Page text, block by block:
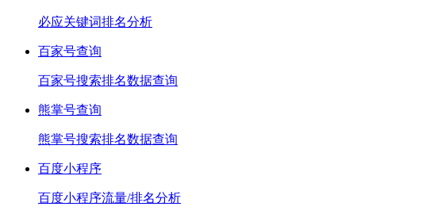
必应关键词排名分析
百家号查询
百家号搜索排名数据查询
熊掌号查询
熊掌号搜索排名数据查询
百度小程序
百度小程序流量/排名分析